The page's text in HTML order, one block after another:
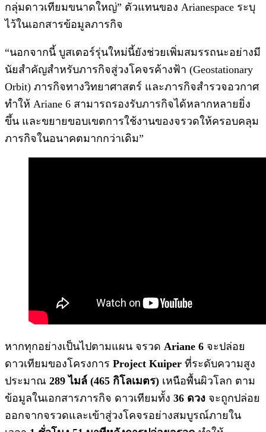
กลุ่มดาวเทียมขนาดใหญ่” ตัวแทนของ Arianespace ระบุ
ไว้ในเอกสารข้อมูลภารกิจ
“นอกจากนี้ บูสเตอร์รุ่นใหม่นี้ยังช่วยเพิ่มสมรรถนะอย่างมี
นัยสำคัญสำหรับภารกิจสู่วงโคจรค้างฟ้า (Geostationary
Orbit) ภารกิจทางวิทยาศาสตร์ และภารกิจสำรวจอวกาศ
ทำให้ Ariane 6 สามารถรองรับภารกิจได้หลากหลายยิ่ง
ขึ้น และขยายขอบเขตการใช้งานของจรวดให้ครอบคลุม
ภารกิจในอนาคตมากกว่าเดิม”
หากทุกอย่างเป็นไปตามแผน จรวด Ariane 6 จะปล่อย
ดาวเทียมของโครงการ Project Kuiper ที่ระดับความสูง
ประมาณ 289 ไมล์ (465 กิโลเมตร) เหนือพื้นผิวโลก ตาม
ข้อมูลในเอกสารภารกิจ ดาวเทียมทั้ง 36 ดวง จะถูกปล่อย
ออกจากจรวดและเข้าสู่วงโคจรอย่างสมบูรณ์ภายใน